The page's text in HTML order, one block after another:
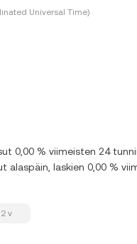
Universal Time)
0,00 % viimeisten 24
laskien 0,00 %
2 v